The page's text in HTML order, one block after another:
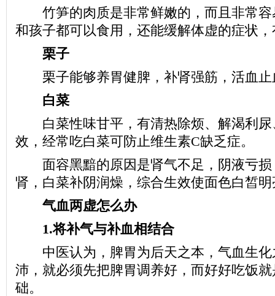
竹笋的肉质是非常鲜嫩的，而且非常容
和孩子都可以食用，还能缓解体虚的症状
栗子
栗子能够养胃健脾，补肾强筋，活血止
白菜
白菜性味甘平，有清热除烦、解渴利尿
效，经常吃白菜可防止维生素C缺乏症。
面容黑黯的原因是肾气不足，阴液亏损
肾，白菜补阴润燥，综合生效使面色白皙
气血两虚怎么办
1.将补气与补血相结合
中医认为，脾胃为后天之本，气血生化
沛，就必须先把脾胃调养好，而好好吃饭
础。